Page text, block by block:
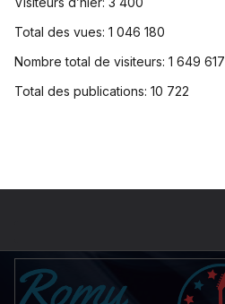
Total des vues: 1 046 180
Nombre total de visiteurs: 1 649 617
Total des publications: 10 722